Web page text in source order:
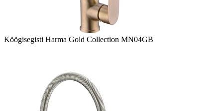
Köögisegisti Harma Gold Collection MN04GB